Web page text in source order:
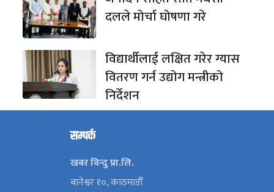
दलले मोर्चा घोषणा गरे
विद्यार्थीलाई लक्षित गरेर ग्यास
वितरण गर्न उद्योग मन्त्रीको
निर्देशन
सम्पर्क
खबर विन्दु प्रा.लि.
बानेश्वर १०, काठमाडौँ